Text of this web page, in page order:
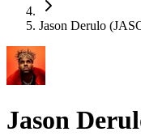
Jason Derulo
Jason